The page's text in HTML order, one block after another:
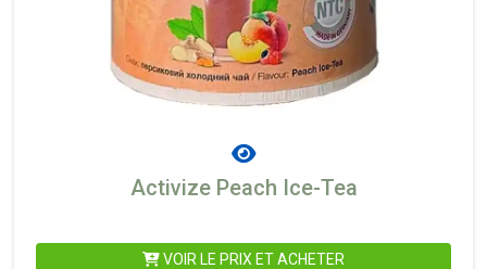
Activize Peach Ice-Tea
VOIR LE PRIX ET ACHETER